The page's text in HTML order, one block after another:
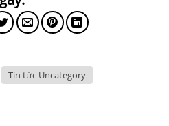
Tin tức Uncategory